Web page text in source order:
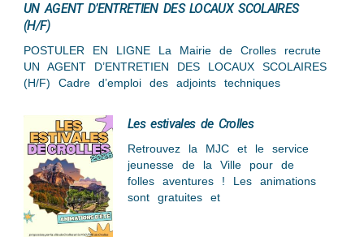
UN AGENT D’ENTRETIEN DES LOCAUX SCOLAIRES
(H/F)
POSTULER EN LIGNE La Mairie de Crolles recrute
UN AGENT D’ENTRETIEN DES LOCAUX SCOLAIRES
(H/F) Cadre d’emploi des adjoints techniques
Les estivales de Crolles
Retrouvez la MJC et le service
jeunesse de la Ville pour de
folles aventures ! Les animations
sont gratuites et